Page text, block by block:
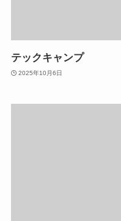
テックキャンプ
2025年10月6日